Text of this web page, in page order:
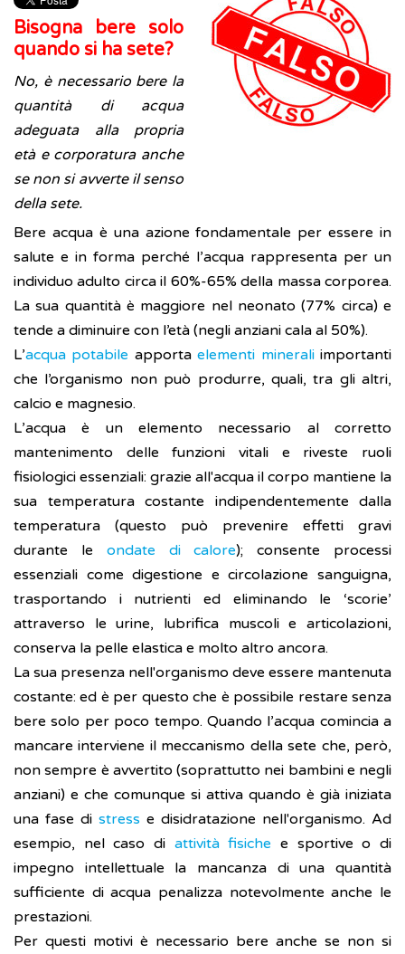
Bisogna bere solo
quando si ha sete?
No, è necessario bere la
quantità di acqua
adeguata alla propria
età e corporatura anche
se non si avverte il senso
della sete.
Bere acqua è una azione fondamentale per essere in
salute e in forma perché l’acqua rappresenta per un
individuo adulto circa il 60%-65% della massa corporea.
La sua quantità è maggiore nel neonato (77% circa) e
tende a diminuire con l’età (negli anziani cala al 50%).
L’acqua potabile apportaelementi mineraliimportanti
che l’organismo non può produrre, quali, tra gli altri,
calcio e magnesio.
L’acqua è un elemento necessario al corretto
mantenimento delle funzioni vitali e riveste ruoli
fisiologici essenziali: grazie all'acqua il corpo mantiene la
sua temperatura costante indipendentemente dalla
temperatura (questo può prevenire effetti gravi
durante le ondate di calore); consente processi
essenziali come digestione e circolazione sanguigna,
trasportando i nutrienti ed eliminando le ‘scorie’
attraverso le urine, lubrifica muscoli e articolazioni,
conserva la pelle elastica e molto altro ancora.
La sua presenza nell'organismo deve essere mantenuta
costante: ed è per questo che è possibile restare senza
bere solo per poco tempo. Quando l’acqua comincia a
mancare interviene il meccanismo della sete che, però,
non sempre è avvertito (soprattutto nei bambini e negli
anziani) e che comunque si attiva quando è già iniziata
una fase di stress e disidratazione nell'organismo. Ad
esempio, nel caso di attività fisiche e sportive o di
impegno intellettuale la mancanza di una quantità
sufficiente di acqua penalizza notevolmente anche le
prestazioni.
Per questi motivi è necessario bere anche se non si